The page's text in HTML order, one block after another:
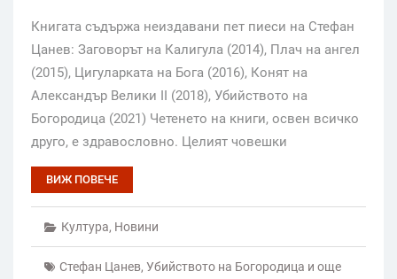
Книгата съдържа неиздавани пет пиеси на Стефан
Цанев: Заговорът на Калигула (2014), Плач на ангел
(2015), Цигуларката на Бога (2016), Конят на
Александър Велики II (2018), Убийството на
Богородица (2021) Четенето на книги, освен всичко
друго, е здравословно. Целият човешки
ВИЖ ПОВЕЧЕ
Култура, Новини
Стефан Цанев, Убийството на Богородица и още